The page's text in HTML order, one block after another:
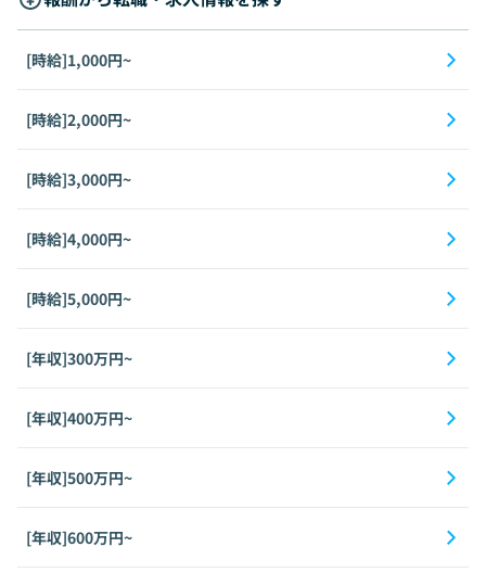
[時給]1,000円~
[時給]2,000円~
[時給]3,000円~
[時給]4,000円~
[時給]5,000円~
[年収]300万円~
[年収]400万円~
[年収]500万円~
[年収]600万円~